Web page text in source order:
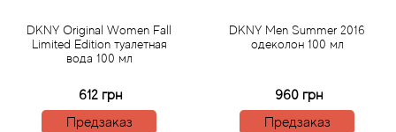
DKNY Original Women Fall
Limited Edition туалетная
вода 100 мл
612 грн
Предзаказ
DKNY Men Summer 2016
одеколон 100 мл
960 грн
Предзаказ
Boadicea the Victorious
Bogart